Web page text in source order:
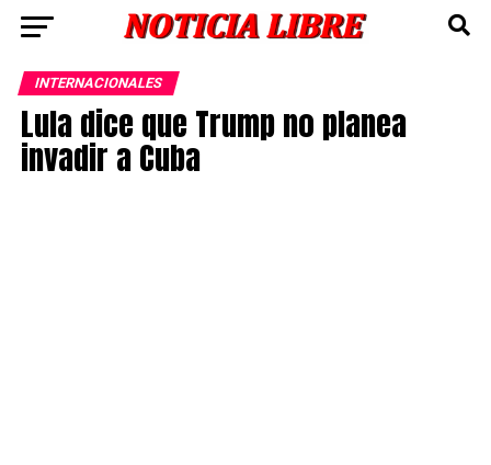
INTERNACIONALES
Lula dice que Trump no planea
invadir a Cuba